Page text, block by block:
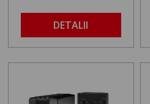
DETALII